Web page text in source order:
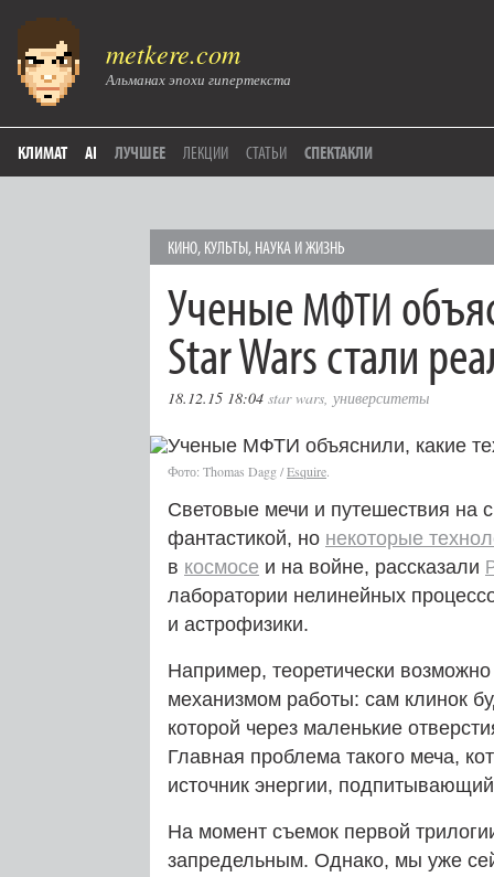
metkere.com
Альманах эпохи гипертекста
КЛИМАТ AI ЛУЧШЕЕ ЛЕКЦИИ СТАТЬИ СПЕКТАКЛИ
КИНО, КУЛЬТЫ, НАУКА И ЖИЗНЬ
Ученые МФТИ
Star Wars стали
18.12.15 18:04 star wars, университеты
Фото: Thomas Dagg /Esquire
Световые мечи и путешествия на
фантастикой, но некоторые
в космосе и на войне, рассказали
лаборатории нелинейных
и астрофизики.
Например, теоретически
механизмом работы: сам клинок
которой через маленькие
Главная проблема такого меча,
источник энергии,
На момент съемок первой
запредельным. Однако, мы уже